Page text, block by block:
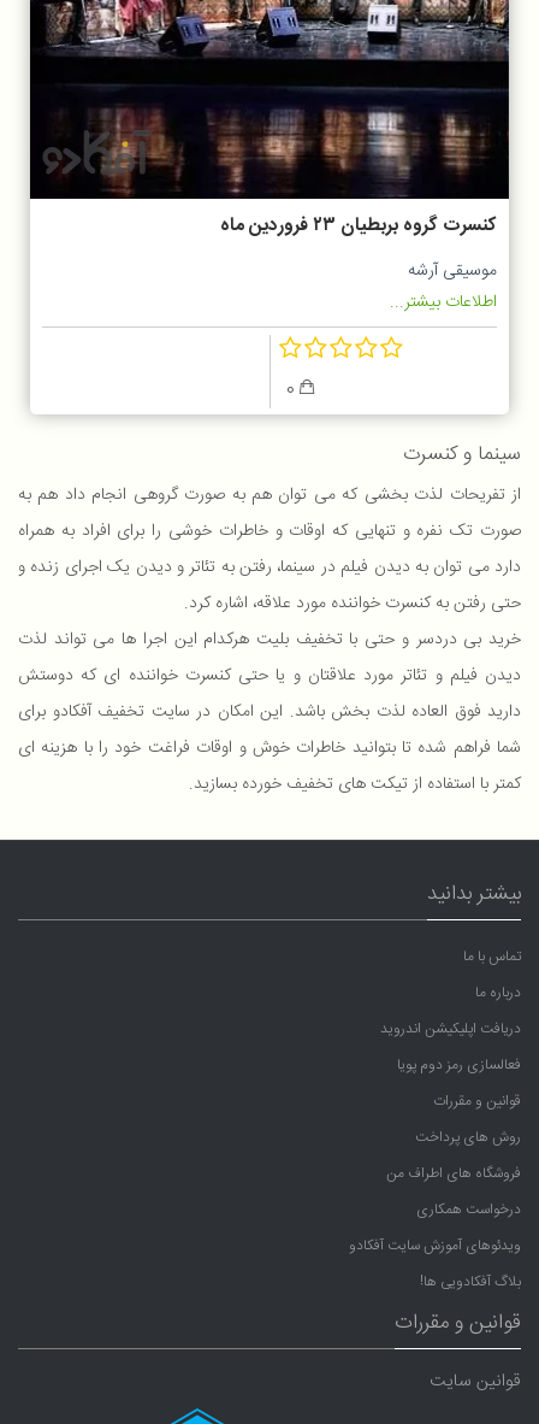
کنسرت گروه بربطیان ۲۳ فروردین ماه
موسیقی آرشه
اطلاعات بیشتر...
سینما و کنسرت
از تفریحات لذت بخشی که می توان هم به صورت گروهی انجام داد هم به
صورت تک نفره و تنهایی که اوقات و خاطرات خوشی را برای افراد به همراه
دارد می توان به دیدن فیلم در سینما، رفتن به تئاتر و دیدن یک اجرای زنده و
حتی رفتن به کنسرت خواننده مورد علاقه، اشاره کرد.
خرید بی دردسر و حتی با تخفیف بلیت هرکدام این اجرا ها می تواند لذت
دیدن فیلم و تئاتر مورد علاقتان و یا حتی کنسرت خواننده ای که دوستش
دارید فوق العاده لذت بخش باشد. این امکان در سایت تخفیف آفکادو برای
شما فراهم شده تا بتوانید خاطرات خوش و اوقات فراغت خود را با هزینه ای
کمتر با استفاده از تیکت های تخفیف خورده بسازید.
بیشتر بدانید
تماس با ما
درباره ما
دریافت اپلیکیشن اندروید
فعالسازی رمز دوم پویا
قوانین و مقررات
روش های پرداخت
فروشگاه های اطراف من
درخواست همکاری
ویدئوهای آموزش سایت آفکادو
بلاگ آفکادویی ها!
قوانین و مقررات
قوانین سایت